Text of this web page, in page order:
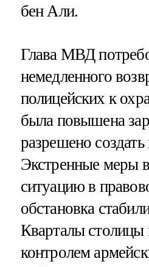
бен Али.
Глава МВД
немедленного
полицейских к
была повышена
разрешено
Экстренные меры
ситуацию в
обстановка
Кварталы столицы
контролем